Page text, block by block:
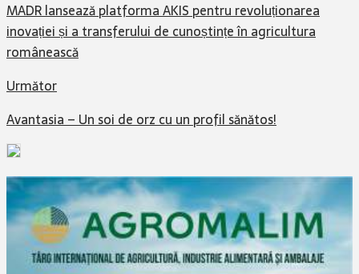
MADR lansează platforma AKIS pentru revoluționarea
inovației și a transferului de cunoștințe în agricultura
românească
Următor
Avantasia – Un soi de orz cu un profil sănătos!